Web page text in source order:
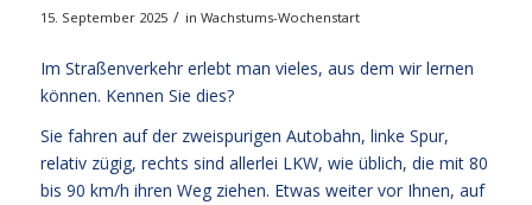
15. September 2025 / in Wachstums-Wochenstart
Im Straßenverkehr erlebt man vieles, aus dem wir lernen
können. Kennen Sie dies?
Sie fahren auf der zweispurigen Autobahn, linke Spur,
relativ zügig, rechts sind allerlei LKW, wie üblich, die mit 80
bis 90 km/h ihren Weg ziehen. Etwas weiter vor Ihnen, auf